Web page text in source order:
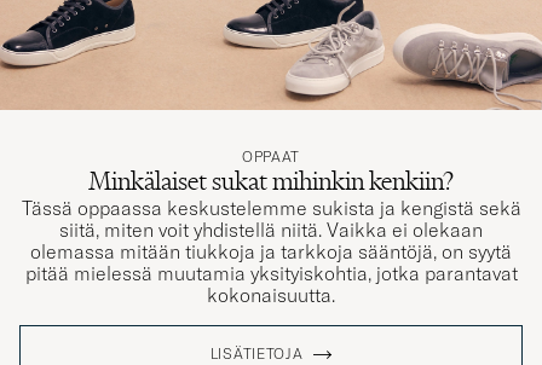
OPPAAT
Minkälaiset sukat mihinkin kenkiin?
Tässä oppaassa keskustelemme sukista ja kengistä sekä
siitä, miten voit yhdistellä niitä. Vaikka ei olekaan
olemassa mitään tiukkoja ja tarkkoja sääntöjä, on syytä
pitää mielessä muutamia yksityiskohtia, jotka parantavat
kokonaisuutta.
LISÄTIETOJA